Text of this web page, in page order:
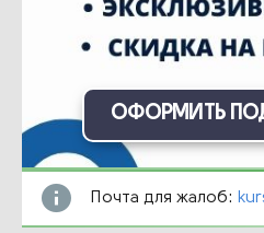
ОФОРМИТЬ
Почта для жалоб: